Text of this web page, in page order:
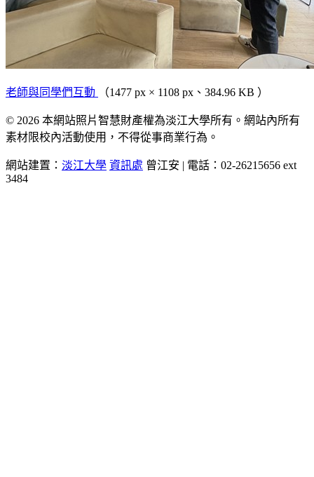
老師與同學們互動 （1477 px × 1108 px、384.96 KB ）
© 2026 本網站照片智慧財產權為淡江大學所有。網站內所有
素材限校內活動使用，不得從事商業行為。
網站建置： 淡江大學 資訊處 曾江安 | 電話：02-26215656 ext
3484